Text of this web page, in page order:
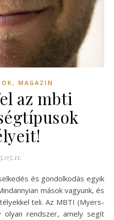
, MAGAZIN
az mbti
mások vagyunk, és
teli. Az MBTI (Myers-
rendszer, amely segít